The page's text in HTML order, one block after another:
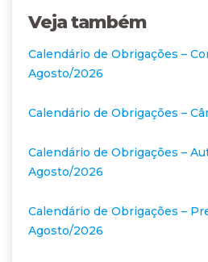
Veja também
Calendário de Obrigações –
Agosto/2026
Calendário de Obrigações –
Calendário de Obrigações –
Agosto/2026
Calendário de Obrigações –
Agosto/2026